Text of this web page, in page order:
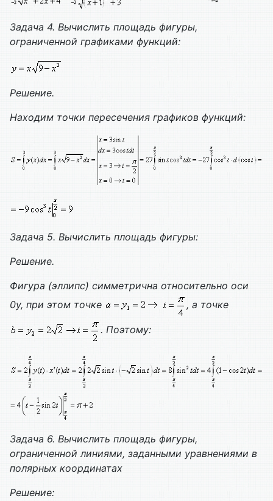
Задача 4. Вычислить площадь фигуры,
ограниченной графиками функций:
Решение.
Находим точки пересечения графиков функций:
Задача 5. Вычислить площадь фигуры:
Решение.
Фигура (эллипс) симметрична относительно оси
0y, при этом точке
, а точке
. Поэтому:
Задача 6. Вычислить площадь фигуры,
ограниченной линиями, заданными уравнениями в
полярных координатах
Решение: